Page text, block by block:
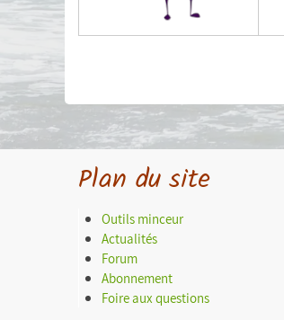
Plan du site
Outils minceur
Actualités
Forum
Abonnement
Foire aux questions